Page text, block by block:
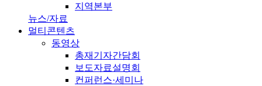
지역본부
뉴스/자료
멀티콘텐츠
동영상
총재기자간담회
보도자료설명회
컨퍼런스·세미나